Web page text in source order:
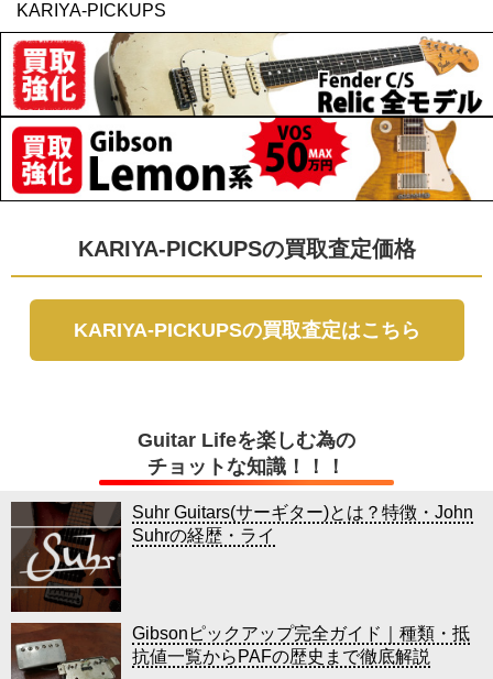
KARIYA-PICKUPS
KARIYA-PICKUPSの買取査定価格
KARIYA-PICKUPSの買取査定はこちら
Guitar Lifeを楽しむ為の
チョットな知識！！！
Suhr Guitars(サーギター)とは？特徴・John
Suhrの経歴・ライ
Gibsonピックアップ完全ガイド｜種類・抵
抗値一覧からPAFの歴史まで徹底解説